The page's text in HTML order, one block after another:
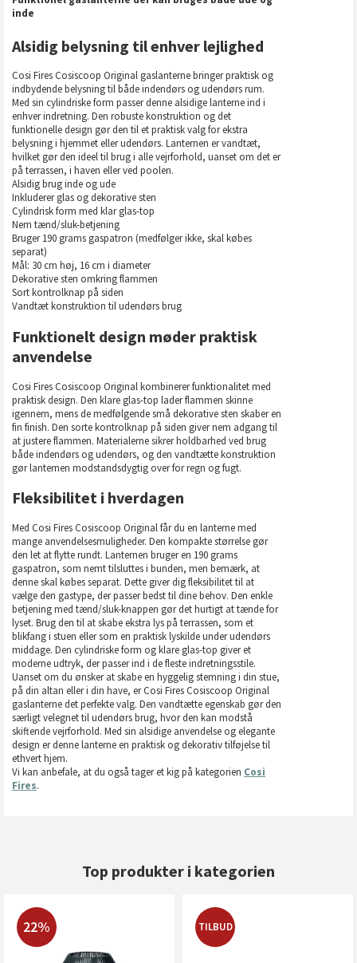
inde
Alsidig belysning til enhver lejlighed
Cosi Fires Cosiscoop Original gaslanterne bringer praktisk og
indbydende belysning til både indendørs og udendørs rum.
Med sin cylindriske form passer denne alsidige lanterne ind i
enhver indretning. Den robuste konstruktion og det
funktionelle design gør den til et praktisk valg for ekstra
belysning i hjemmet eller udendørs. Lanternen er vandtæt,
hvilket gør den ideel til brug i alle vejrforhold, uanset om det er
på terrassen, i haven eller ved poolen.
Alsidig brug inde og ude
Inkluderer glas og dekorative sten
Cylindrisk form med klar glas-top
Nem tænd/sluk-betjening
Bruger 190 grams gaspatron (medfølger ikke, skal købes
separat)
Mål: 30 cm høj, 16 cm i diameter
Dekorative sten omkring flammen
Sort kontrolknap på siden
Vandtæt konstruktion til udendørs brug
Funktionelt design møder praktisk
anvendelse
Cosi Fires Cosiscoop Original kombinerer funktionalitet med
praktisk design. Den klare glas-top lader flammen skinne
igennem, mens de medfølgende små dekorative sten skaber en
fin finish. Den sorte kontrolknap på siden giver nem adgang til
at justere flammen. Materialerne sikrer holdbarhed ved brug
både indendørs og udendørs, og den vandtætte konstruktion
gør lanternen modstandsdygtig over for regn og fugt.
Fleksibilitet i hverdagen
Med Cosi Fires Cosiscoop Original får du en lanterne med
mange anvendelsesmuligheder. Den kompakte størrelse gør
den let at flytte rundt. Lanternen bruger en 190 grams
gaspatron, som nemt tilsluttes i bunden, men bemærk, at
denne skal købes separat. Dette giver dig fleksibilitet til at
vælge den gastype, der passer bedst til dine behov. Den enkle
betjening med tænd/sluk-knappen gør det hurtigt at tænde for
lyset. Brug den til at skabe ekstra lys på terrassen, som et
blikfang i stuen eller som en praktisk lyskilde under udendørs
middage. Den cylindriske form og klare glas-top giver et
moderne udtryk, der passer ind i de fleste indretningsstile.
Uanset om du ønsker at skabe en hyggelig stemning i din stue,
på din altan eller i din have, er Cosi Fires Cosiscoop Original
gaslanterne det perfekte valg. Den vandtætte egenskab gør den
særligt velegnet til udendørs brug, hvor den kan modstå
skiftende vejrforhold. Med sin alsidige anvendelse og elegante
design er denne lanterne en praktisk og dekorativ tilføjelse til
ethvert hjem.
Vi kan anbefale, at du også tager et kig på kategorien Cosi
Fires.
Top produkter i kategorien
22% TILBUD